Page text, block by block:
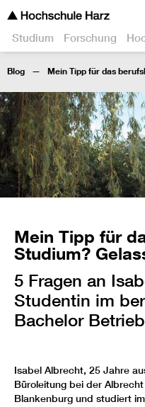
Studium Forschung
Blog Mein Tipp für das
Mein Tipp für
Studium?
5 Fragen an
Studentin im
Bachelor
Isabel Albrecht, 25 Jahre
Büroleitung bei der
Blankenburg und studiert